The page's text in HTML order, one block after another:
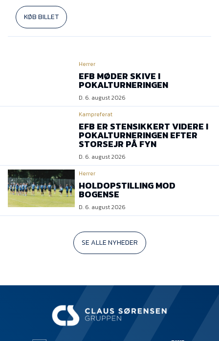
KØB BILLET
Herrer
EFB MØDER SKIVE I
POKALTURNERINGEN
D. 6. august 2026
Kampreferat
EFB ER STENSIKKERT VIDERE I
POKALTURNERINGEN EFTER
STORSEJR PÅ FYN
D. 6. august 2026
Herrer
HOLDOPSTILLING MOD
BOGENSE
D. 6. august 2026
SE ALLE NYHEDER